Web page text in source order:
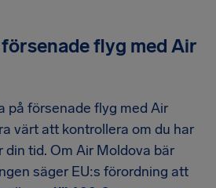
flyg med Air
på försenade flyg med Air
värt att kontrollera om du har
tid. Om Air Moldova bär
säger EU:s förordning att